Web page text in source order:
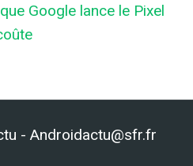
Google lance le Pixel
- Androidactu@sfr.fr